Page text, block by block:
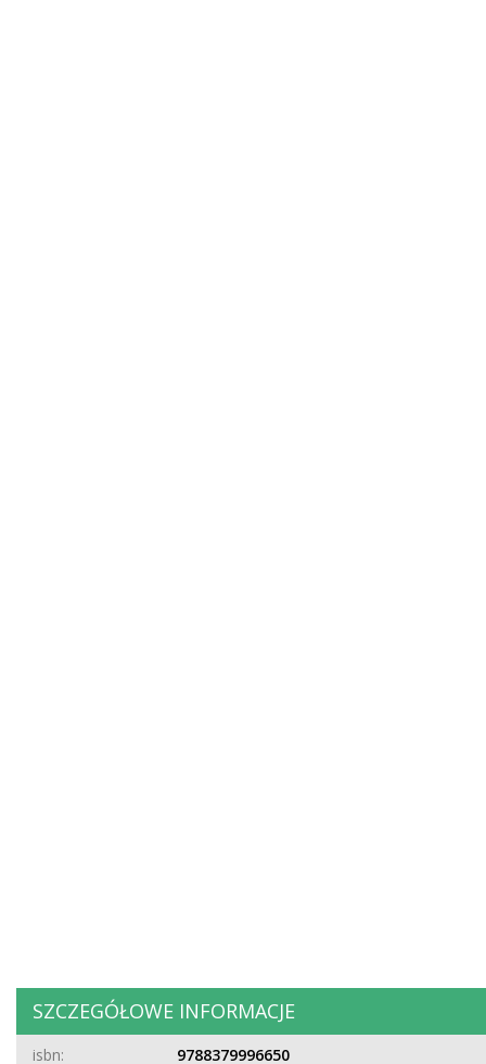
SZCZEGÓŁOWE INFORMACJE
isbn:
9788379996650